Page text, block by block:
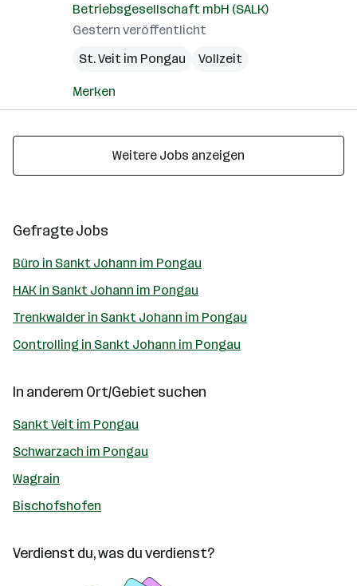
Betriebsgesellschaft mbH (SALK)
Gestern veröffentlicht
St. Veit im Pongau
Vollzeit
Merken
Weitere Jobs anzeigen
Gefragte Jobs
Büro in Sankt Johann im Pongau
HAK in Sankt Johann im Pongau
Trenkwalder in Sankt Johann im Pongau
Controlling in Sankt Johann im Pongau
In anderem Ort/Gebiet suchen
Sankt Veit im Pongau
Schwarzach im Pongau
Wagrain
Bischofshofen
Verdienst du, was du verdienst?